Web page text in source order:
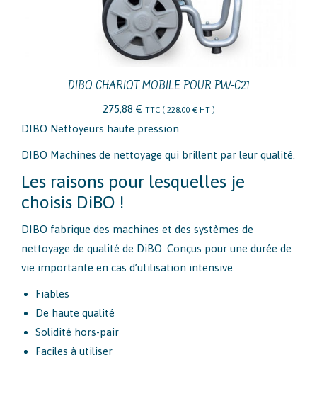
DIBO CHARIOT MOBILE POUR PW-C21
275,88 € TTC ( 228,00 €HT )
DIBO Nettoyeurs haute pression.
DIBO Machines de nettoyage qui brillent par leur qualité.
Les raisons pour lesquelles je
choisis DiBO !
DIBO fabrique des machines et des systèmes de
nettoyage de qualité de DiBO. Conçus pour une durée de
vie importante en cas d’utilisation intensive.
Fiables
De haute qualité
Solidité hors-pair
Faciles à utiliser